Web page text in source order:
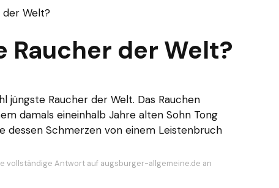
der Welt?
Raucher der Welt?
jüngste Raucher der Welt. Das Rauchen
damals eineinhalb Jahre alten Sohn Tong
dessen Schmerzen von einem Leistenbruch
vollständige Antwort auf augsburger-allgemeine.de an